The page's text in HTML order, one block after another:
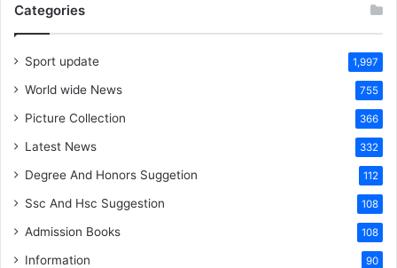
Categories
Sport update 1,997
World wide News 755
Picture Collection 366
Latest News 332
Degree And Honors Suggetion 112
Ssc And Hsc Suggestion 108
Admission Books 108
Information 90